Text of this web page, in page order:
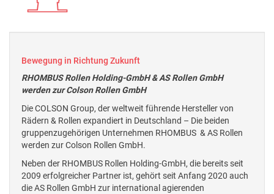
Bewegung in Richtung Zukunft
RHOMBUS Rollen Holding-GmbH & AS Rollen GmbH
werden zur Colson Rollen GmbH
Die COLSON Group, der weltweit führende Hersteller von
Rädern & Rollen expandiert in Deutschland – Die beiden
gruppenzugehörigen Unternehmen RHOMBUS & AS Rollen
werden zur Colson Rollen GmbH.
Neben der RHOMBUS Rollen Holding-GmbH, die bereits seit
2009 erfolgreicher Partner ist, gehört seit Anfang 2020 auch
die AS Rollen GmbH zur international agierenden